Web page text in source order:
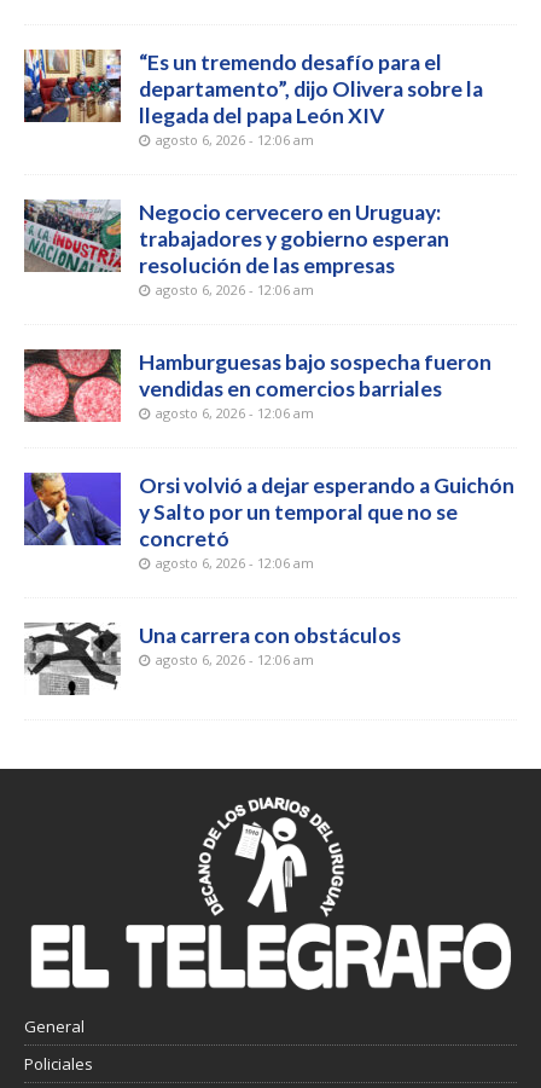
“Es un tremendo desafío para el
departamento”, dijo Olivera sobre la
llegada del papa León XIV
agosto 6, 2026 - 12:06 am
Negocio cervecero en Uruguay:
trabajadores y gobierno esperan
resolución de las empresas
agosto 6, 2026 - 12:06 am
Hamburguesas bajo sospecha fueron
vendidas en comercios barriales
agosto 6, 2026 - 12:06 am
Orsi volvió a dejar esperando a Guichón
y Salto por un temporal que no se
concretó
agosto 6, 2026 - 12:06 am
Una carrera con obstáculos
agosto 6, 2026 - 12:06 am
General
Policiales